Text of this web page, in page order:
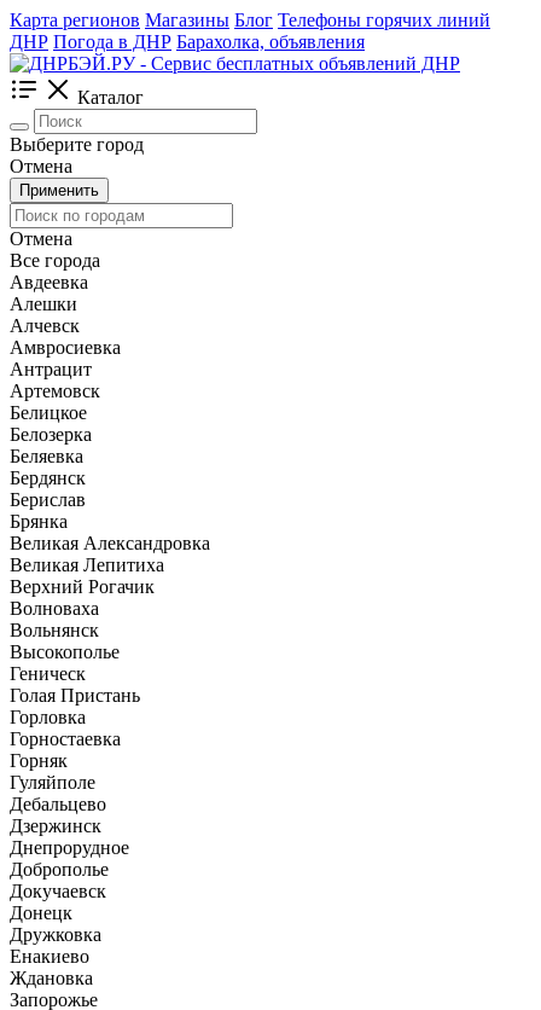
Карта регионов Магазины Блог Телефоны горячих линий
ДНР Погода в ДНР Барахолка, объявления
Каталог
Выберите город
Отмена
Применить
Отмена
Все города
Авдеевка
Алешки
Алчевск
Амвросиевка
Антрацит
Артемовск
Белицкое
Белозерка
Беляевка
Бердянск
Берислав
Брянка
Великая Александровка
Великая Лепитиха
Верхний Рогачик
Волноваха
Вольнянск
Высокополье
Геническ
Голая Пристань
Горловка
Горностаевка
Горняк
Гуляйполе
Дебальцево
Дзержинск
Днепрорудное
Доброполье
Докучаевск
Донецк
Дружковка
Енакиево
Ждановка
Запорожье